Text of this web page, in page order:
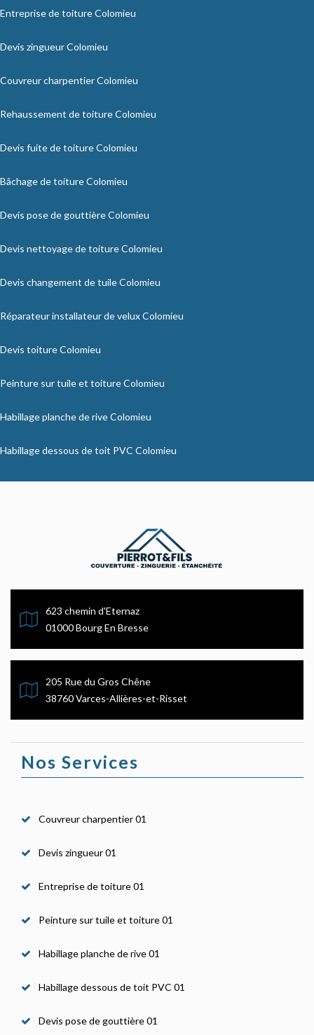
Entreprise de toiture Colomieu
Devis zingueur Colomieu
Couvreur charpentier Colomieu
Rehaussement de toiture Colomieu
Devis fuite de toiture Colomieu
Bâchage de toiture Colomieu
Devis pose de gouttière Colomieu
Devis nettoyage de toiture Colomieu
Devis changement de tuile Colomieu
Réparateur installateur de velux Colomieu
Devis toiture Colomieu
Peinture sur tuile et toiture Colomieu
Habillage planche de rive Colomieu
Habillage dessous de toit PVC Colomieu
623 chemin d'Eternaz
01000 Bourg En Bresse
205 Rue du Gros Chêne
38760 Varces-Allières-et-Risset
Nos Services
Couvreur charpentier 01
Devis zingueur 01
Entreprise de toiture 01
Peinture sur tuile et toiture 01
Habillage planche de rive 01
Habillage dessous de toit PVC 01
Devis pose de gouttière 01